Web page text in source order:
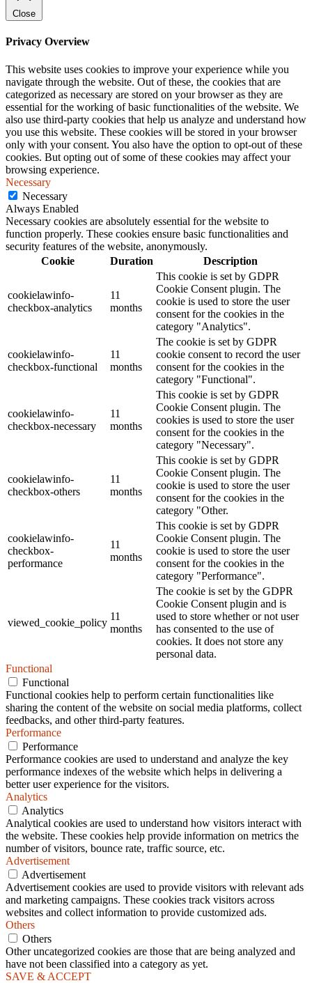
Close
Privacy Overview
This website uses cookies to improve your experience while you
navigate through the website. Out of these, the cookies that are
categorized as necessary are stored on your browser as they are
essential for the working of basic functionalities of the website. We
also use third-party cookies that help us analyze and understand how
you use this website. These cookies will be stored in your browser
only with your consent. You also have the option to opt-out of these
cookies. But opting out of some of these cookies may affect your
browsing experience.
Necessary
Necessary
Always Enabled
Necessary cookies are absolutely essential for the website to
function properly. These cookies ensure basic functionalities and
security features of the website, anonymously.
Cookie
Duration Description
cookielawinfo-
checkbox-analytics
11
months
This cookie is set by GDPR
Cookie Consent plugin. The
cookie is used to store the user
consent for the cookies in the
category "Analytics".
cookielawinfo-
checkbox-functional
11
months
The cookie is set by GDPR
cookie consent to record the user
consent for the cookies in the
category "Functional".
cookielawinfo-
checkbox-necessary
11
months
This cookie is set by GDPR
Cookie Consent plugin. The
cookies is used to store the user
consent for the cookies in the
category "Necessary".
cookielawinfo-
checkbox-others
11
months
This cookie is set by GDPR
Cookie Consent plugin. The
cookie is used to store the user
consent for the cookies in the
category "Other.
cookielawinfo-
checkbox-
performance
11
months
This cookie is set by GDPR
Cookie Consent plugin. The
cookie is used to store the user
consent for the cookies in the
category "Performance".
viewed_cookie_policy
11
months
The cookie is set by the GDPR
Cookie Consent plugin and is
used to store whether or not user
has consented to the use of
cookies. It does not store any
personal data.
Functional
Functional
Functional cookies help to perform certain functionalities like
sharing the content of the website on social media platforms, collect
feedbacks, and other third-party features.
Performance
Performance
Performance cookies are used to understand and analyze the key
performance indexes of the website which helps in delivering a
better user experience for the visitors.
Analytics
Analytics
Analytical cookies are used to understand how visitors interact with
the website. These cookies help provide information on metrics the
number of visitors, bounce rate, traffic source, etc.
Advertisement
Advertisement
Advertisement cookies are used to provide visitors with relevant ads
and marketing campaigns. These cookies track visitors across
websites and collect information to provide customized ads.
Others
Others
Other uncategorized cookies are those that are being analyzed and
have not been classified into a category as yet.
SAVE & ACCEPT